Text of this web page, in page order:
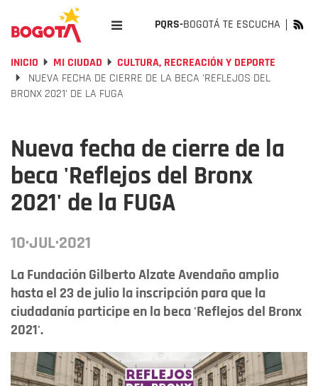
PQRS-BOGOTÁ TE ESCUCHA
INICIO MI CIUDAD
CULTURA, RECREACIÓN Y DEPORTE
NUEVA FECHA DE CIERRE DE LA BECA 'REFLEJOS DEL
BRONX 2021' DE LA FUGA
Nueva fecha de cierre de la
beca 'Reflejos del Bronx
2021' de la FUGA
10·JUL·2021
La Fundación Gilberto Alzate Avendaño amplio
hasta el 23 de julio la inscripción para que la
ciudadanía participe en la beca 'Reflejos del Bronx
2021'.